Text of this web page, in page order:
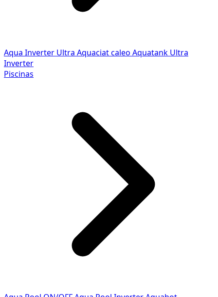
Aqua Inverter Ultra Aquaciat caleo Aquatank Ultra
Inverter
Piscinas